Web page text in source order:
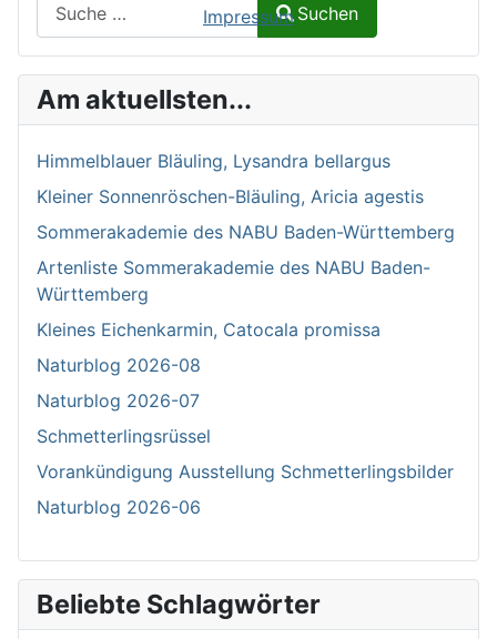
Type 2 or more characters for results.
Suchen
Am aktuellsten...
Himmelblauer Bläuling, Lysandra bellargus
Kleiner Sonnenröschen-Bläuling, Aricia agestis
Sommerakademie des NABU Baden-Württemberg
Artenliste Sommerakademie des NABU Baden-
Württemberg
Kleines Eichenkarmin, Catocala promissa
Naturblog 2026-08
Naturblog 2026-07
Schmetterlingsrüssel
Vorankündigung Ausstellung Schmetterlingsbilder
Naturblog 2026-06
Beliebte Schlagwörter
Impressum